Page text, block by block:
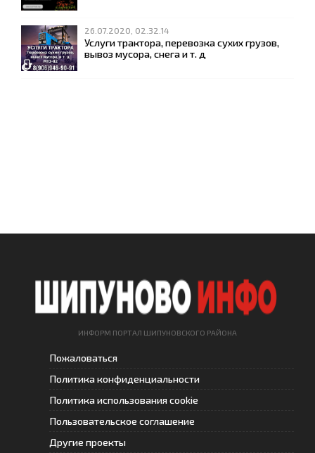
26.07.2020, 02.32.14
Услуги трактора, перевозка сухих грузов,
вывоз мусора, снега и т. д
ИНФОРМ ПОРТАЛ ШИПУНОВСКОГО РАЙОНА
Пожаловаться
Политика конфиденциальности
Политика использования cookie
Пользовательское соглашение
Другие проекты